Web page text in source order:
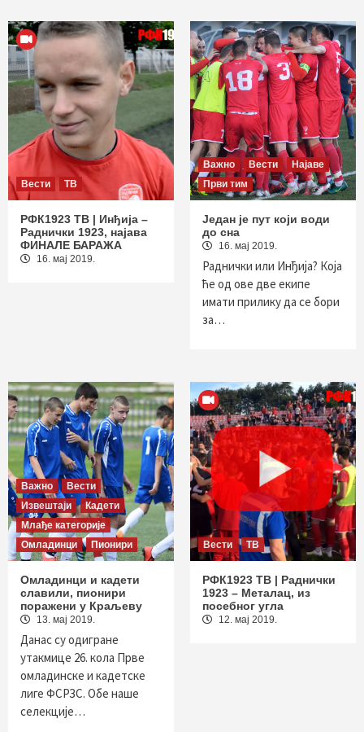
Вести ТВ
РФК1923 ТВ | Инђија –
Раднички 1923, најава
ФИНАЛЕ БАРАЖА
16. мај 2019.
Важно Вести
Најаве
Први тим
Један је пут који води
до сна
16. мај 2019.
Раднички или Инђија? Која
ће од ове две екипе
имати прилику да се бори
за…
Важно
Вести
Извештаји
Кадети
Млађе категорије
Омладинци
Пионири
Омладинци и кадети
славили, пионири
поражени у Краљеву
13. мај 2019.
Данас су одигране
утакмице 26. кола Прве
омладинске и кадетске
лиге ФСРЗС. Обе наше
селекције…
Вести ТВ
РФК1923 ТВ | Раднички
1923 – Металац, из
посебног угла
12. мај 2019.